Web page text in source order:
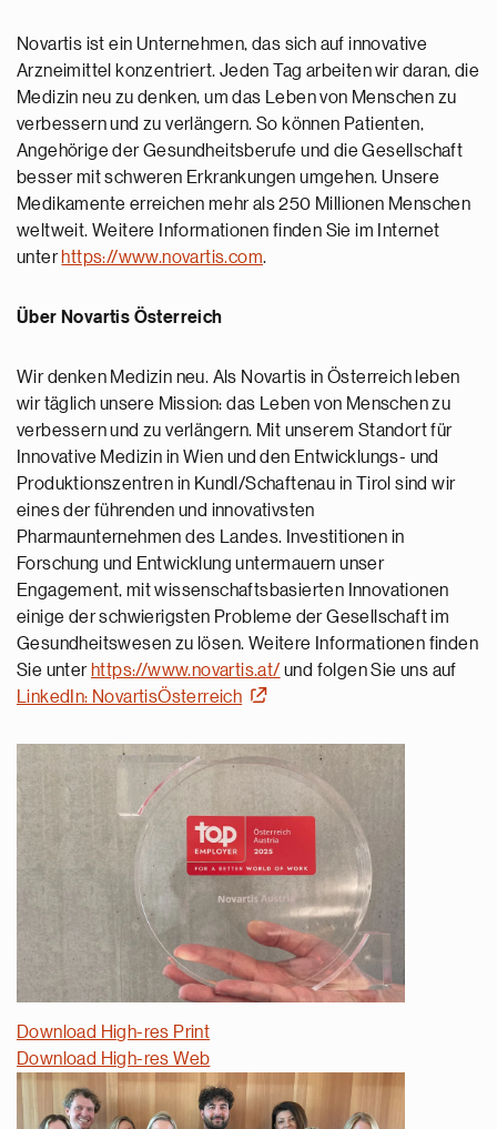
Novartis ist ein Unternehmen, das sich auf innovative
Arzneimittel konzentriert. Jeden Tag arbeiten wir daran, die
Medizin neu zu denken, um das Leben von Menschen zu
verbessern und zu verlängern. So können Patienten,
Angehörige der Gesundheitsberufe und die Gesellschaft
besser mit schweren Erkrankungen umgehen. Unsere
Medikamente erreichen mehr als 250 Millionen Menschen
weltweit. Weitere Informationen finden Sie im Internet
unter https://www.novartis.com.
Über Novartis Österreich
Wir denken Medizin neu. Als Novartis in Österreich leben
wir täglich unsere Mission: das Leben von Menschen zu
verbessern und zu verlängern. Mit unserem Standort für
Innovative Medizin in Wien und den Entwicklungs- und
Produktionszentren in Kundl/Schaftenau in Tirol sind wir
eines der führenden und innovativsten
Pharmaunternehmen des Landes. Investitionen in
Forschung und Entwicklung untermauern unser
Engagement, mit wissenschaftsbasierten Innovationen
einige der schwierigsten Probleme der Gesellschaft im
Gesundheitswesen zu lösen. Weitere Informationen finden
Sie unter https://www.novartis.at/ und folgen Sie uns auf
LinkedIn: NovartisÖsterreich
Download High-res Print
Download High-res Web